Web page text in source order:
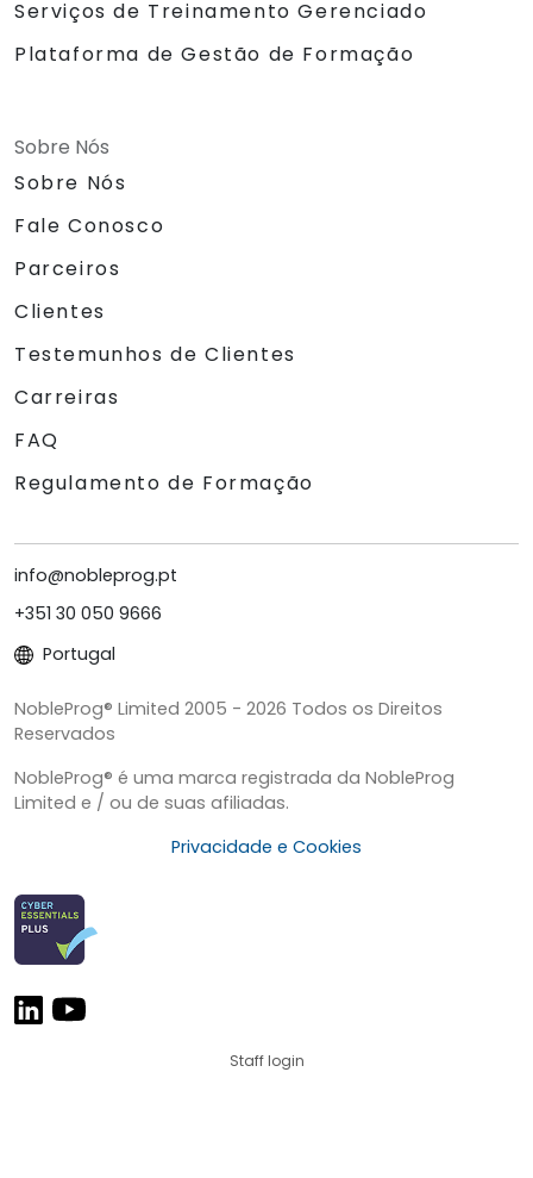
Serviços de Treinamento Gerenciado
Plataforma de Gestão de Formação
Sobre Nós
Sobre Nós
Fale Conosco
Parceiros
Clientes
Testemunhos de Clientes
Carreiras
FAQ
Regulamento de Formação
info@nobleprog.pt
+351 30 050 9666
Portugal
NobleProg® Limited 2005 - 2026 Todos os Direitos
Reservados
NobleProg® é uma marca registrada da NobleProg
Limited e / ou de suas afiliadas.
Privacidade e Cookies
Staff login